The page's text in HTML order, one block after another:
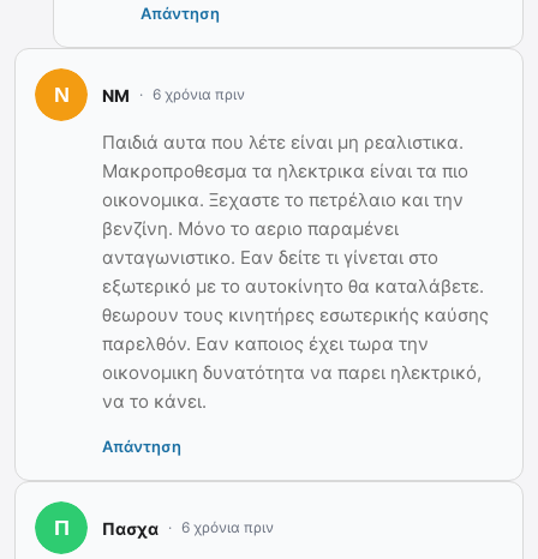
Απάντηση
ΝΜ 6 χρόνια πριν
Παιδιά αυτα που λέτε είναι μη ρεαλιστικα.
Μακροπροθεσμα τα ηλεκτρικα είναι τα πιο
οικονομικα. Ξεχαστε το πετρέλαιο και την
βενζίνη. Μόνο το αεριο παραμένει
ανταγωνιστικο. Εαν δείτε τι γίνεται στο
εξωτερικό με το αυτοκίνητο θα καταλάβετε.
θεωρουν τους κινητήρες εσωτερικής καύσης
παρελθόν. Εαν καποιος έχει τωρα την
οικονομικη δυνατότητα να παρει ηλεκτρικό,
να το κάνει.
Απάντηση
Πασχα 6 χρόνια πριν